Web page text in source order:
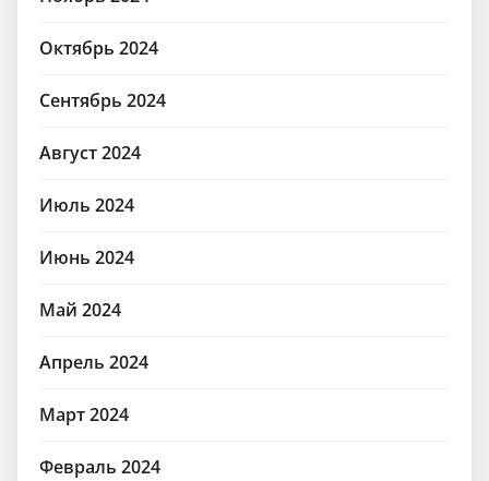
Октябрь 2024
Сентябрь 2024
Август 2024
Июль 2024
Июнь 2024
Май 2024
Апрель 2024
Март 2024
Февраль 2024